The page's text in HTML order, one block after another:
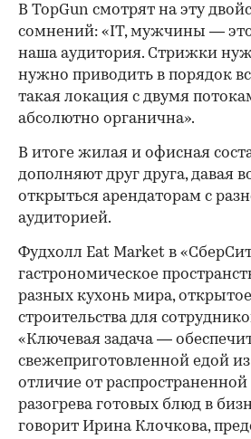
В TopGun смотрят на эту
сомнений: «IT, мужчины —
наша аудитория. Стрижки
нужно приводить в порядок
такая локация с двумя
абсолютно органична».
В итоге жилая и офисная
дополняют друг друга, давая
открыться арендаторам с
аудиторией.
Фудхолл Eat Market в
гастрономическое
разных кухонь мира,
строительства для
«Ключевая задача —
свежеприготовленной едой
отличие от
разогрева готовых блюд в
говорит Ирина Клочкова,